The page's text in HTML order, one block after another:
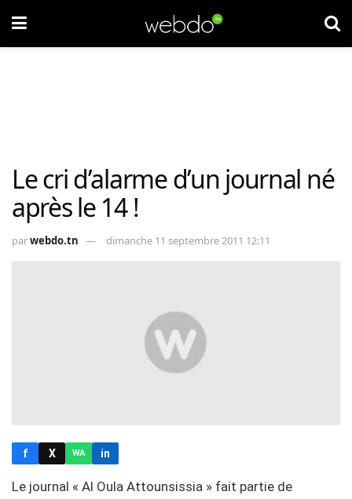
Le cri d’alarme d’un journal né
après le 14 !
parwebdo.tn dimanche 11 septembre 2011 12:11
f X WA in
Le journal « Al Oula Attounsissia » fait partie de